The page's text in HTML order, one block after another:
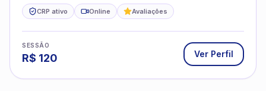
CRP ativo Online Avaliações
SESSÃO
R$ 120 Ver Perfil